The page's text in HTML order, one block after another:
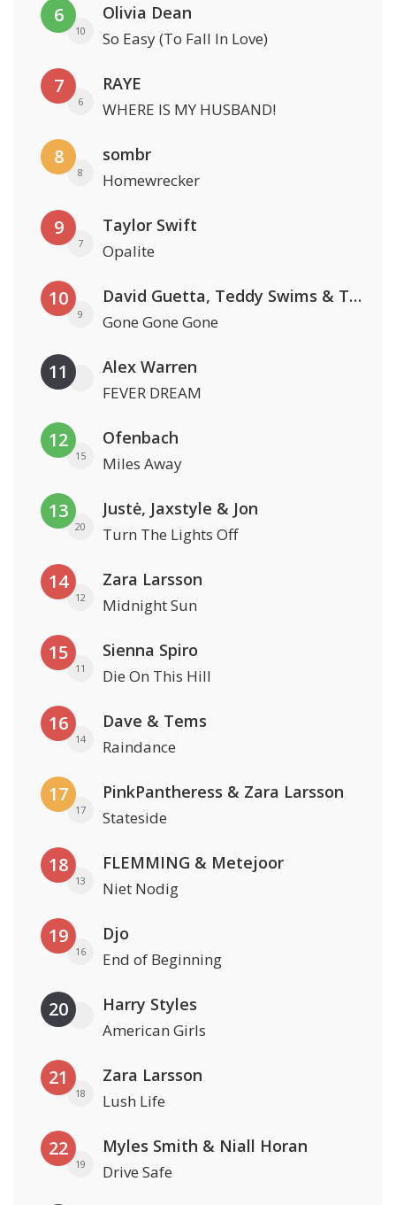
6
10
Olivia Dean
So Easy (To Fall In Love)
7
6
RAYE
WHERE IS MY HUSBAND!
8
8
sombr
Homewrecker
9
7
Taylor Swift
Opalite
10
9
David Guetta, Teddy Swims & Tones And I
Gone Gone Gone
11 Alex Warren
FEVER DREAM
12
15
Ofenbach
Miles Away
13
20
Justė, Jaxstyle & Jon
Turn The Lights Off
14
12
Zara Larsson
Midnight Sun
15
11
Sienna Spiro
Die On This Hill
16
14
Dave & Tems
Raindance
17
17
PinkPantheress & Zara Larsson
Stateside
18
13
FLEMMING & Metejoor
Niet Nodig
19
16
Djo
End of Beginning
20 Harry Styles
American Girls
21
18
Zara Larsson
Lush Life
22
19
Myles Smith & Niall Horan
Drive Safe